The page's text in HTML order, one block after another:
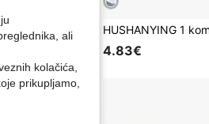
4.83€
ali
kolačića,
prikupljamo,